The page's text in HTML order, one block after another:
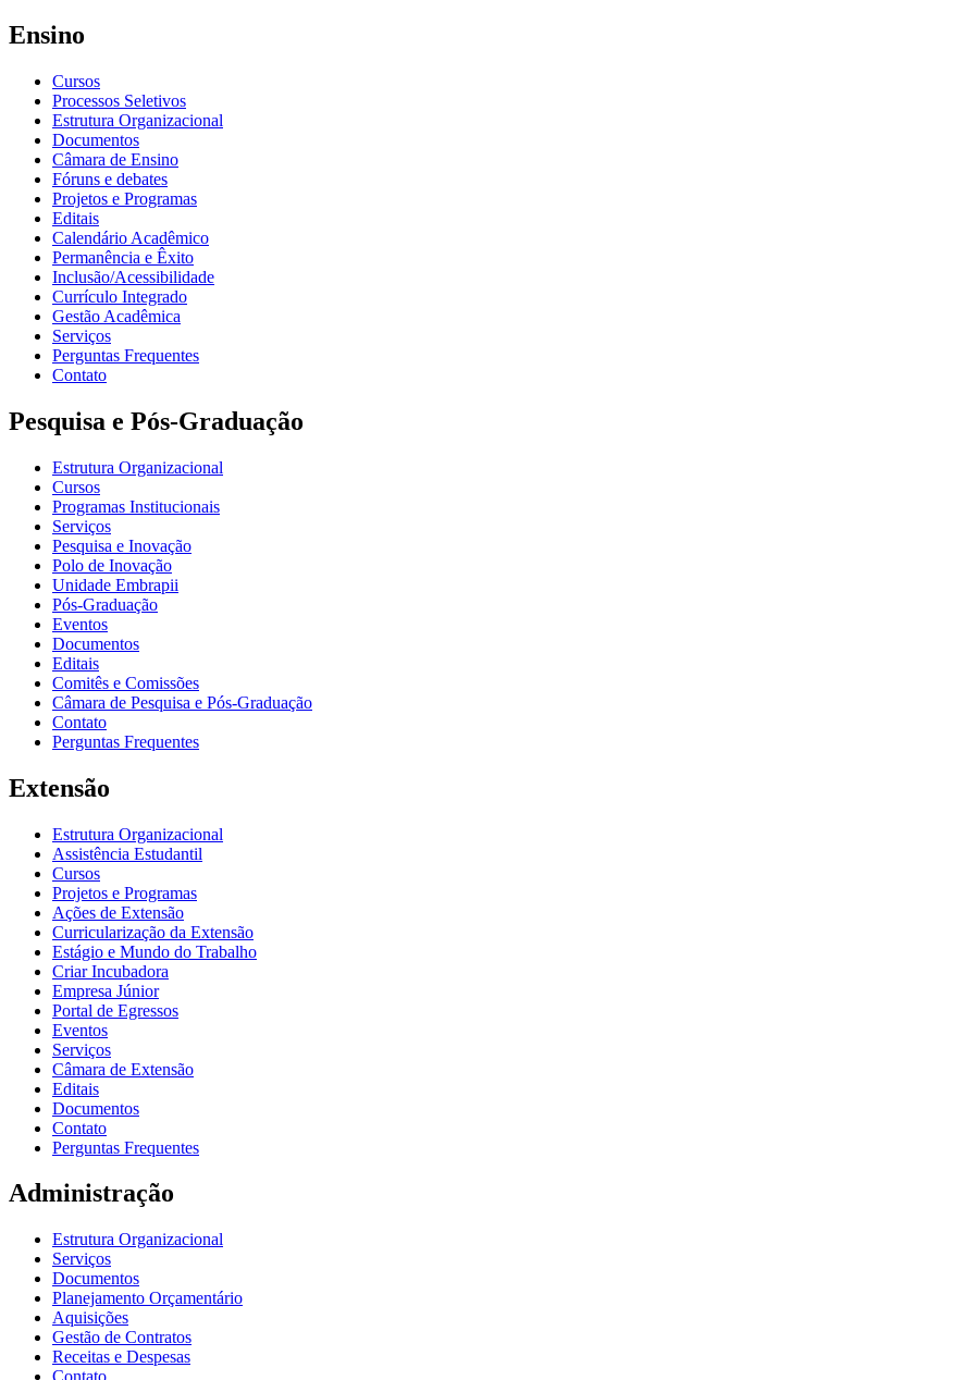
Ensino
Cursos
Processos Seletivos
Estrutura Organizacional
Documentos
Câmara de Ensino
Fóruns e debates
Projetos e Programas
Editais
Calendário Acadêmico
Permanência e Êxito
Inclusão/Acessibilidade
Currículo Integrado
Gestão Acadêmica
Serviços
Perguntas Frequentes
Contato
Pesquisa e Pós-Graduação
Estrutura Organizacional
Cursos
Programas Institucionais
Serviços
Pesquisa e Inovação
Polo de Inovação
Unidade Embrapii
Pós-Graduação
Eventos
Documentos
Editais
Comitês e Comissões
Câmara de Pesquisa e Pós-Graduação
Contato
Perguntas Frequentes
Extensão
Estrutura Organizacional
Assistência Estudantil
Cursos
Projetos e Programas
Ações de Extensão
Curricularização da Extensão
Estágio e Mundo do Trabalho
Criar Incubadora
Empresa Júnior
Portal de Egressos
Eventos
Serviços
Câmara de Extensão
Editais
Documentos
Contato
Perguntas Frequentes
Administração
Estrutura Organizacional
Serviços
Documentos
Planejamento Orçamentário
Aquisições
Gestão de Contratos
Receitas e Despesas